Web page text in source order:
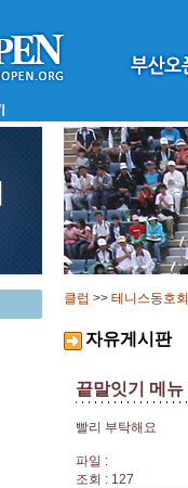
클럽 >> 테니스동호회
자유게시판
끝말잇기 메
빨리 부탁해요
파일 :
조회 : 127